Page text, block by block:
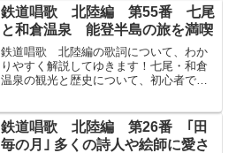
まいばらにつきたる汽車きしゃの速すみ
やかさみかへる伊吹いぶ...
鉄道唱歌 北陸編 第55番 七尾
と和倉温泉 能登半島の旅を満喫
鉄道唱歌 北陸編の歌詞について、わか
りやすく解説してゆきます！七尾・和倉
温泉の観光と歴史について、初心者でも
っ都會とかい入海いりうみひろく舟ふね
おほしちかき輪倉わくら...
鉄道唱歌 北陸編 第26番 ｢田
毎の月｣ 多くの詩人や絵師に愛さ